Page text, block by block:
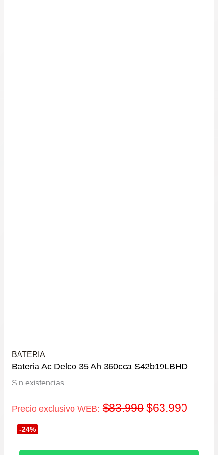
BATERIA
Bateria Ac Delco 35 Ah 360cca S42b19LBHD
Sin existencias
Precio exclusivo WEB: $83.990 El
original
$63.990El
actual
-24%